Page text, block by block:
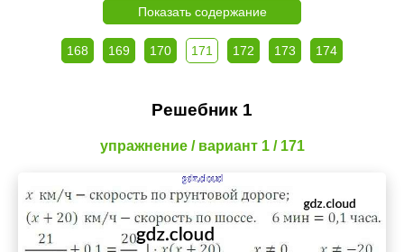
Показать содержание
168 169 170 171 172 173 174
Решебник 1
упражнение / вариант 1 / 171